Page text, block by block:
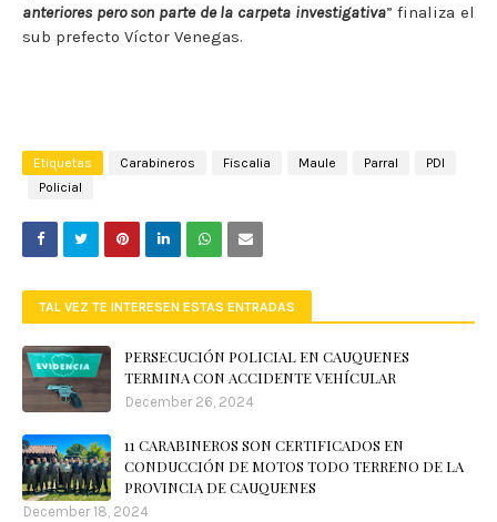
anteriores pero son parte de la carpeta investigativa” finaliza el
sub prefecto Víctor Venegas.
Etiquetas Carabineros Fiscalia Maule Parral
PDI
Policial
TAL VEZ TE INTERESEN ESTAS ENTRADAS
PERSECUCIÓN POLICIAL EN CAUQUENES
TERMINA CON ACCIDENTE VEHÍCULAR
December 26, 2024
11 CARABINEROS SON CERTIFICADOS EN
CONDUCCIÓN DE MOTOS TODO TERRENO DE LA
PROVINCIA DE CAUQUENES
December 18, 2024